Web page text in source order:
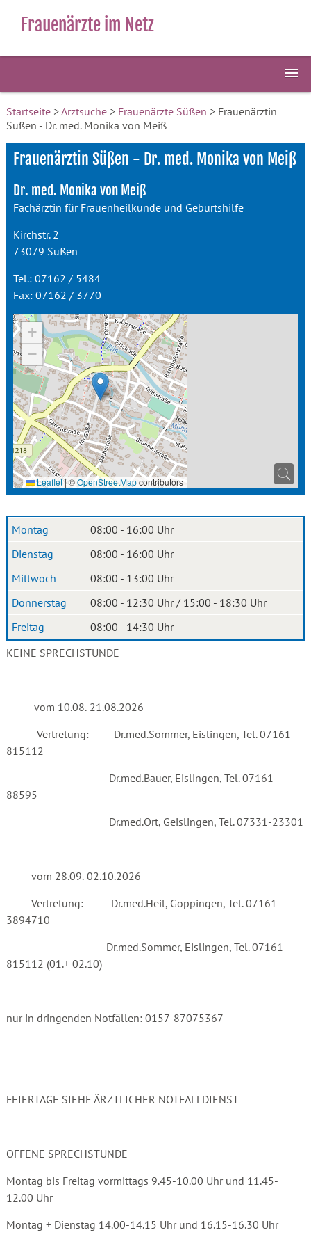
Frauenärzte im Netz
Startseite>Arztsuche> Frauenärzte Süßen > Frauenärztin
Süßen - Dr. med. Monika von Meiß
Frauenärztin Süßen - Dr. med. Monika von Meiß
Dr. med. Monika von Meiß
Fachärztin für Frauenheilkunde und Geburtshilfe
Kirchstr. 2
73079 Süßen
Tel.: 07162 / 5484
Fax: 07162 / 3770
+
−
Leaflet|©OpenStreetMapcontributors
Montag
08:00 - 16:00 Uhr
Dienstag
08:00 - 16:00 Uhr
Mittwoch
08:00 - 13:00 Uhr
Donnerstag
08:00 - 12:30 Uhr / 15:00 - 18:30 Uhr
Freitag
08:00 - 14:30 Uhr
KEINE SPRECHSTUNDE
vom 10.08.-21.08.2026
Vertretung: Dr.med.Sommer, Eislingen, Tel. 07161-
815112
Dr.med.Bauer, Eislingen, Tel. 07161-
88595
Dr.med.Ort, Geislingen, Tel. 07331-23301
vom 28.09.-02.10.2026
Vertretung: Dr.med.Heil, Göppingen, Tel. 07161-
3894710
Dr.med.Sommer, Eislingen, Tel. 07161-
815112 (01.+ 02.10)
nur in dringenden Notfällen: 0157-87075367
FEIERTAGE SIEHE ÄRZTLICHER NOTFALLDIENST
OFFENE SPRECHSTUNDE
Montag bis Freitag vormittags 9.45-10.00 Uhr und 11.45-
12.00 Uhr
Montag + Dienstag 14.00-14.15 Uhr und 16.15-16.30 Uhr